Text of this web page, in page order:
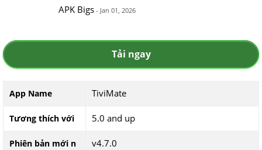
APK Bigs - Jan 01, 2026
Tải ngay
App Name TiviMate
Tương thích với 5.0 and up
Phiên bản mới n
v4.7.0